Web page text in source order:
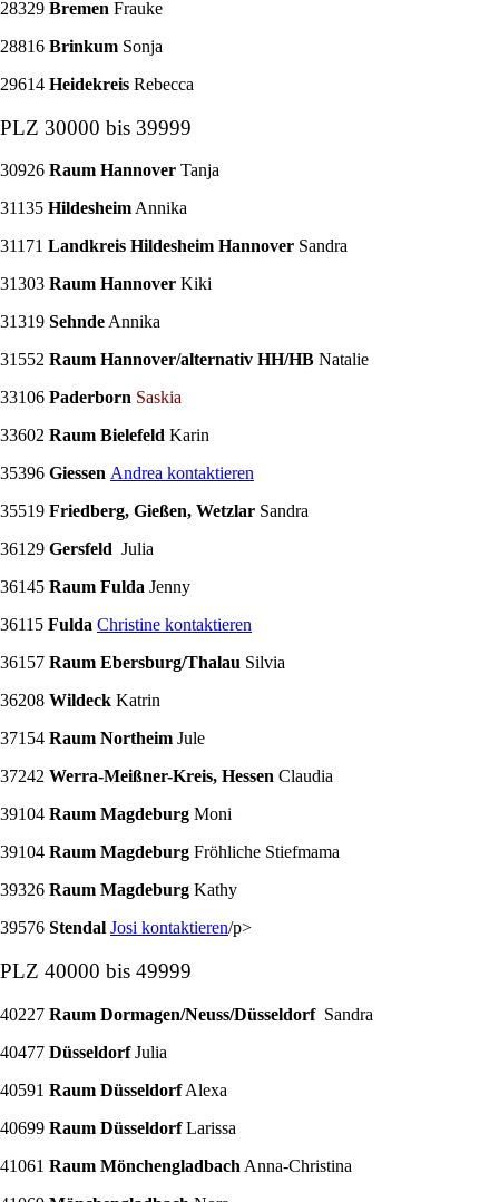
28329 Bremen Frauke
28816 Brinkum Sonja
29614 Heidekreis Rebecca
PLZ 30000 bis 39999
30926 Raum Hannover Tanja
31135 Hildesheim Annika
31171 Landkreis Hildesheim Hannover Sandra
31303 Raum Hannover Kiki
31319 Sehnde Annika
31552 Raum Hannover/alternativ HH/HB Natalie
33106 Paderborn Saskia
33602 Raum Bielefeld Karin
35396 Giessen Andrea kontaktieren
35519 Friedberg, Gießen, Wetzlar Sandra
36129 Gersfeld Julia
36145 Raum Fulda Jenny
36115 Fulda Christine kontaktieren
36157 Raum Ebersburg/Thalau Silvia
36208 Wildeck Katrin
37154 Raum Northeim Jule
37242 Werra-Meißner-Kreis, Hessen Claudia
39104 Raum Magdeburg Moni
39104 Raum Magdeburg Fröhliche Stiefmama
39326 Raum Magdeburg Kathy
39576 Stendal Josi kontaktieren/p>
PLZ 40000 bis 49999
40227 Raum Dormagen/Neuss/Düsseldorf Sandra
40477 Düsseldorf Julia
40591 Raum Düsseldorf Alexa
40699 Raum Düsseldorf Larissa
41061 Raum Mönchengladbach Anna-Christina